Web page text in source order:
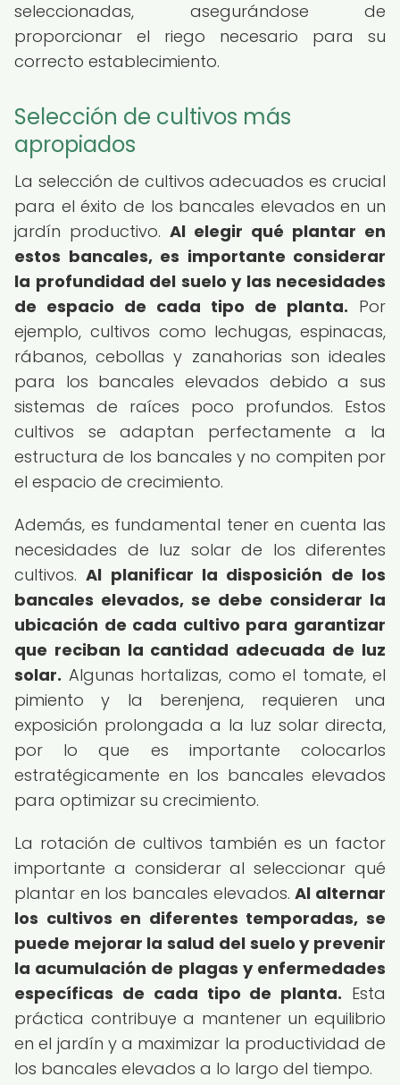
seleccionadas, asegurándose de
proporcionar el riego necesario para su
correcto establecimiento.
Selección de cultivos más
apropiados
La selección de cultivos adecuados es crucial
para el éxito de los bancales elevados en un
jardín productivo. Al elegir qué plantar en
estos bancales, es importante considerar
la profundidad del suelo y las necesidades
de espacio de cada tipo de planta. Por
ejemplo, cultivos como lechugas, espinacas,
rábanos, cebollas y zanahorias son ideales
para los bancales elevados debido a sus
sistemas de raíces poco profundos. Estos
cultivos se adaptan perfectamente a la
estructura de los bancales y no compiten por
el espacio de crecimiento.
Además, es fundamental tener en cuenta las
necesidades de luz solar de los diferentes
cultivos.Al planificar la disposición de los
bancales elevados, se debe considerar la
ubicación de cada cultivo para garantizar
que reciban la cantidad adecuada de luz
solar. Algunas hortalizas, como el tomate, el
pimiento y la berenjena, requieren una
exposición prolongada a la luz solar directa,
por lo que es importante colocarlos
estratégicamente en los bancales elevados
para optimizar su crecimiento.
La rotación de cultivos también es un factor
importante a considerar al seleccionar qué
plantar en los bancales elevados.Al alternar
los cultivos en diferentes temporadas, se
puede mejorar la salud del suelo y prevenir
la acumulación de plagas y enfermedades
específicas de cada tipo de planta. Esta
práctica contribuye a mantener un equilibrio
en el jardín y a maximizar la productividad de
los bancales elevados a lo largo del tiempo.